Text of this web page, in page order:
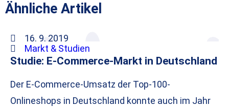
Ähnliche Artikel
16. 9. 2019
Markt & Studien
Studie: E-Commerce-Markt in Deutschland
Der E-Commerce-Umsatz der Top-100-
Onlineshops in Deutschland konnte auch im Jahr